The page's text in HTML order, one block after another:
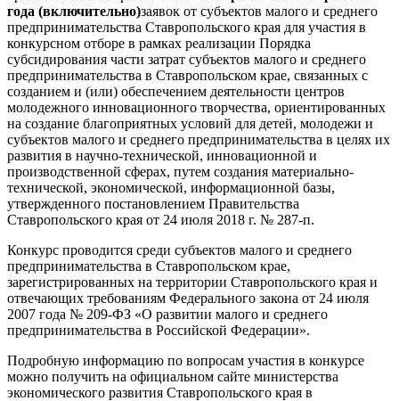
года (включительно)заявок от субъектов малого и среднего
предпринимательства Ставропольского края для участия в
конкурсном отборе в рамках реализации Порядка
субсидирования части затрат субъектов малого и среднего
предпринимательства в Ставропольском крае, связанных с
созданием и (или) обеспечением деятельности центров
молодежного инновационного творчества, ориентированных
на создание благоприятных условий для детей, молодежи и
субъектов малого и среднего предпринимательства в целях их
развития в научно-технической, инновационной и
производственной сферах, путем создания материально-
технической, экономической, информационной базы,
утвержденного постановлением Правительства
Ставропольского края от 24 июля 2018 г. № 287-п.
Конкурс проводится среди субъектов малого и среднего
предпринимательства в Ставропольском крае,
зарегистрированных на территории Ставропольского края и
отвечающих требованиям Федерального закона от 24 июля
2007 года № 209-ФЗ «О развитии малого и среднего
предпринимательства в Российской Федерации».
Подробную информацию по вопросам участия в конкурсе
можно получить на официальном сайте министерства
экономического развития Ставропольского края в